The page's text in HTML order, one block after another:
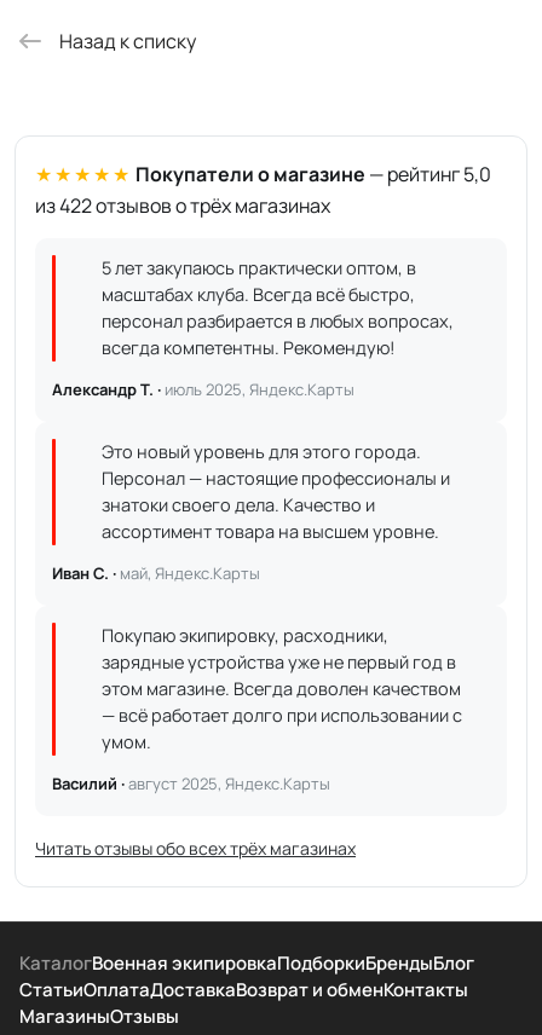
Назад к списку
★★★★★ Покупатели о магазине — рейтинг 5,0
из 422 отзывов о трёх магазинах
5 лет закупаюсь практически оптом, в
масштабах клуба. Всегда всё быстро,
персонал разбирается в любых вопросах,
всегда компетентны. Рекомендую!
Александр Т. · июль 2025, Яндекс.Карты
Это новый уровень для этого города.
Персонал — настоящие профессионалы и
знатоки своего дела. Качество и
ассортимент товара на высшем уровне.
Иван С. · май, Яндекс.Карты
Покупаю экипировку, расходники,
зарядные устройства уже не первый год в
этом магазине. Всегда доволен качеством
— всё работает долго при использовании с
умом.
Василий ·август 2025, Яндекс.Карты
Читать отзывы обо всех трёх магазинах
КаталогВоенная экипировкаПодборкиБрендыБлог
СтатьиОплатаДоставкаВозврат и обменКонтакты
МагазиныОтзывы